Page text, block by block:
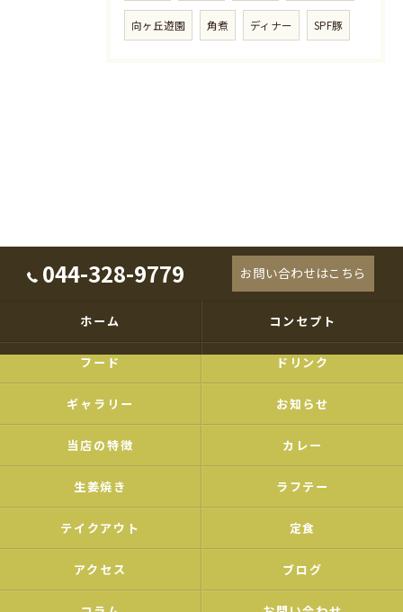
向ヶ丘遊園 角煮 ディナー SPF豚
044-328-9779 お問い合わせはこちら
ホーム コンセプト
フード ドリンク
ギャラリー お知らせ
当店の特徴 カレー
生姜焼き ラフテー
テイクアウト 定食
アクセス ブログ